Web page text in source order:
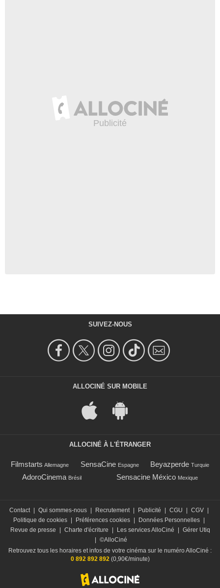
SUIVEZ-NOUS
ALLOCINÉ SUR MOBILE
ALLOCINÉ À L'ÉTRANGER
Filmstarts Allemagne SensaCine Espagne Beyazperde Turquie
AdoroCinema Brésil Sensacine México Mexique
Contact Qui sommes-nous Recrutement Publicité CGU CGV
Politique de cookies
Préférences cookies Données Personnelles
Revue de presse
Charte d'écriture Les services AlloCiné
Gérer Utiq
©AlloCiné
Retrouvez tous les horaires et infos de votre cinéma sur le numéro AlloCiné :
0 892 892 892(0,90€/minute)